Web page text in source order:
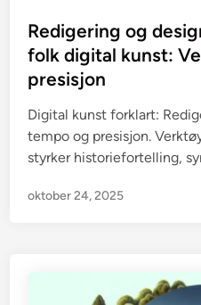
s
t
d
i
n
Redigering og
folk digital kunst:
presisjon
Digital kunst forklart:
tempo og presisjon.
styrker historiefortelling,
oktober 24, 2025